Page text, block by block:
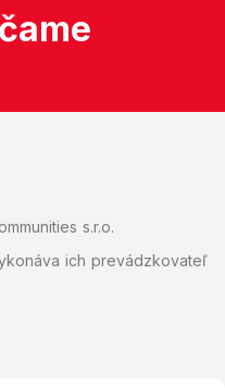
s.r.o.
ich prevádzkovateľ